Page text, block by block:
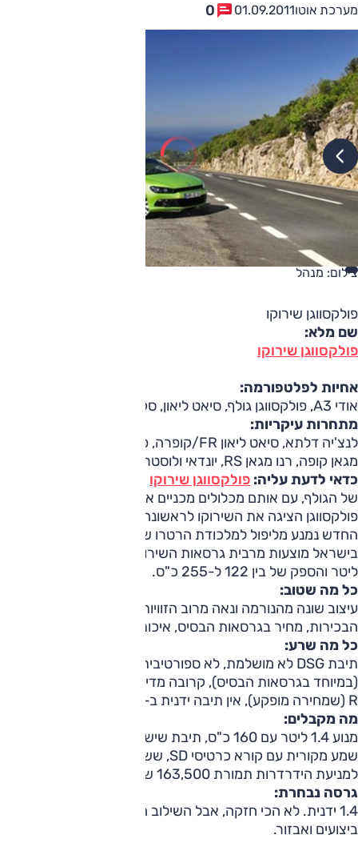
מערכת אוטו01.09.2011
0
צילום: מנהל
פולקסווגן שירוקו
שם מלא:
פולקסווגן שירוקו
אחיות לפלטפורמה:
אודי A3, פולקסווגן גולף, סיאט ליאון, סקודה אוקטביה
מתחרות עיקריות:
מגאן קופה, רנו מגאן RS, יונדאי ולוסטר
כדאי לדעת עליה: פולקסווגן שירוקו
של הגולף, עם אותם מכלולים מכניים אך עם עיצוב ספורטיבי יותר.
החדש נמנע מליפול למלכודת הרטרו של החיפושית למשל.
ליטר והספק של בין 122 ל-255 כ"ס.
כל מה שטוב:
עיצוב שונה מהנורמה ונאה מרוב הזוויות, ביצועים בגרסאות
הבכירות, מחיר בגרסאות הבסיס, איכות בתא הנוסעים.
כל מה שרע:
תיבת DSG לא מושלמת, לא ספורטיבית כמו שהיא נראית
(במיוחד בגרסאות הבסיס), קרובה מדי לגולף, אין הנעה כפולה ב-
R (שמחירה מופקע), אין תיבה ידנית ב-2.0 ליטר.
מה מקבלים:
מנוע 1.4 ליטר עם 160 כ"ס, תיבת שישה הילוכים ידנית, מערכת
שמע מקורית עם קורא כרטיסי SD, שש כריות אוויר ומערכת
למניעת הידרדרות תמורת 163,500 שקל.
גרסה נבחרת:
1.4 ידנית. לא הכי חזקה, אבל השילוב הטוב ביותר בין עלות,
ביצועים ואבזור.